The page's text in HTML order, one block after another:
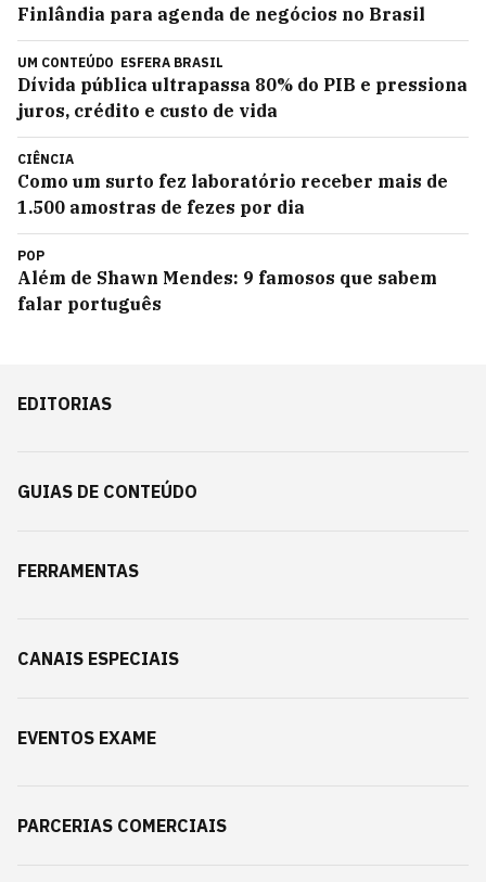
Finlândia para agenda de negócios no Brasil
UM CONTEÚDO ESFERA BRASIL
Dívida pública ultrapassa 80% do PIB e pressiona
juros, crédito e custo de vida
CIÊNCIA
Como um surto fez laboratório receber mais de
1.500 amostras de fezes por dia
POP
Além de Shawn Mendes: 9 famosos que sabem
falar português
EDITORIAS
GUIAS DE CONTEÚDO
FERRAMENTAS
CANAIS ESPECIAIS
EVENTOS EXAME
PARCERIAS COMERCIAIS